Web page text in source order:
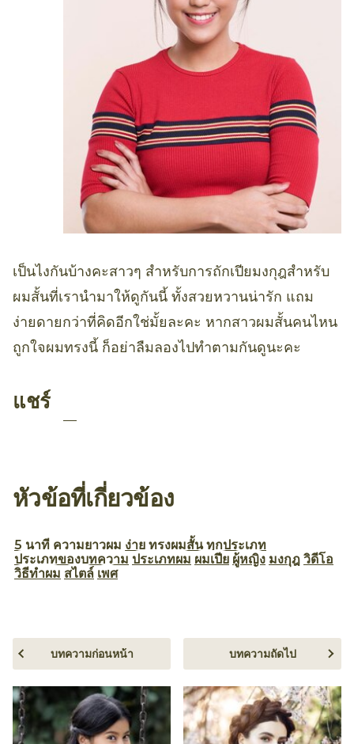
เป็นไงกันบ้างคะสาวๆ สำหรับการถักเปียมงกุฎสำหรับ
ผมสั้นที่เรานำมาให้ดูกันนี้ ทั้งสวยหวานน่ารัก แถม
ง่ายดายกว่าที่คิดอีกใช่มั้ยละคะ หากสาวผมสั้นคนไหน
ถูกใจผมทรงนี้ ก็อย่าลืมลองไปทำตามกันดูนะคะ
แชร์
หัวข้อที่เกี่ยวข้อง
5 นาที ความยาวผม ง่าย ทรงผมสั้น ทุกประเภท
ประเภทของบทความ ประเภทผม ผมเปีย ผู้หญิง มงกุฎ วิดีโอ
วิธีทำผม สไตล์ เพศ
บทความก่อนหน้า บทความถัดไป